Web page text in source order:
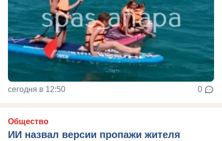
сегодня в 12:50 0
Общество
ИИ назвал версии пропажи жителя